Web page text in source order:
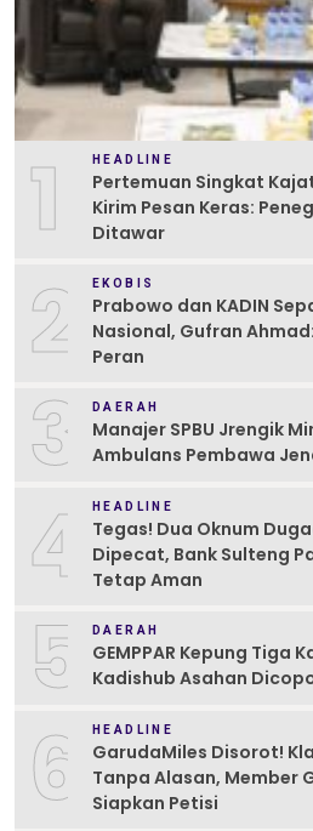
1 HEADLINE
Pertemuan Singkat
Kirim Pesan Keras:
Ditawar
2 EKOBIS
Prabowo dan KADIN
Nasional, Gufran
Peran
3 DAERAH
Manajer SPBU Jrengik
Ambulans Pembawa
4 HEADLINE
Tegas! Dua Oknum
Dipecat, Bank Sulteng
Tetap Aman
5 DAERAH
GEMPPAR Kepung Tiga
Kadishub Asahan
6 HEADLINE
GarudaMiles Disorot!
Tanpa Alasan, Member
Siapkan Petisi